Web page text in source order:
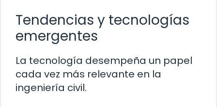
Tendencias y tecnologías
emergentes
La tecnología desempeña un papel
cada vez más relevante en la
ingeniería civil.